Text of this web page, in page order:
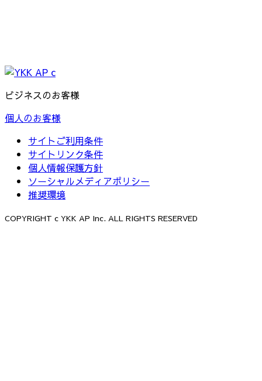
ビジネスのお客様
個人のお客様
サイトご利用条件
サイトリンク条件
個人情報保護方針
ソーシャルメディアポリシー
推奨環境
COPYRIGHT c YKK AP Inc. ALL RIGHTS RESERVED